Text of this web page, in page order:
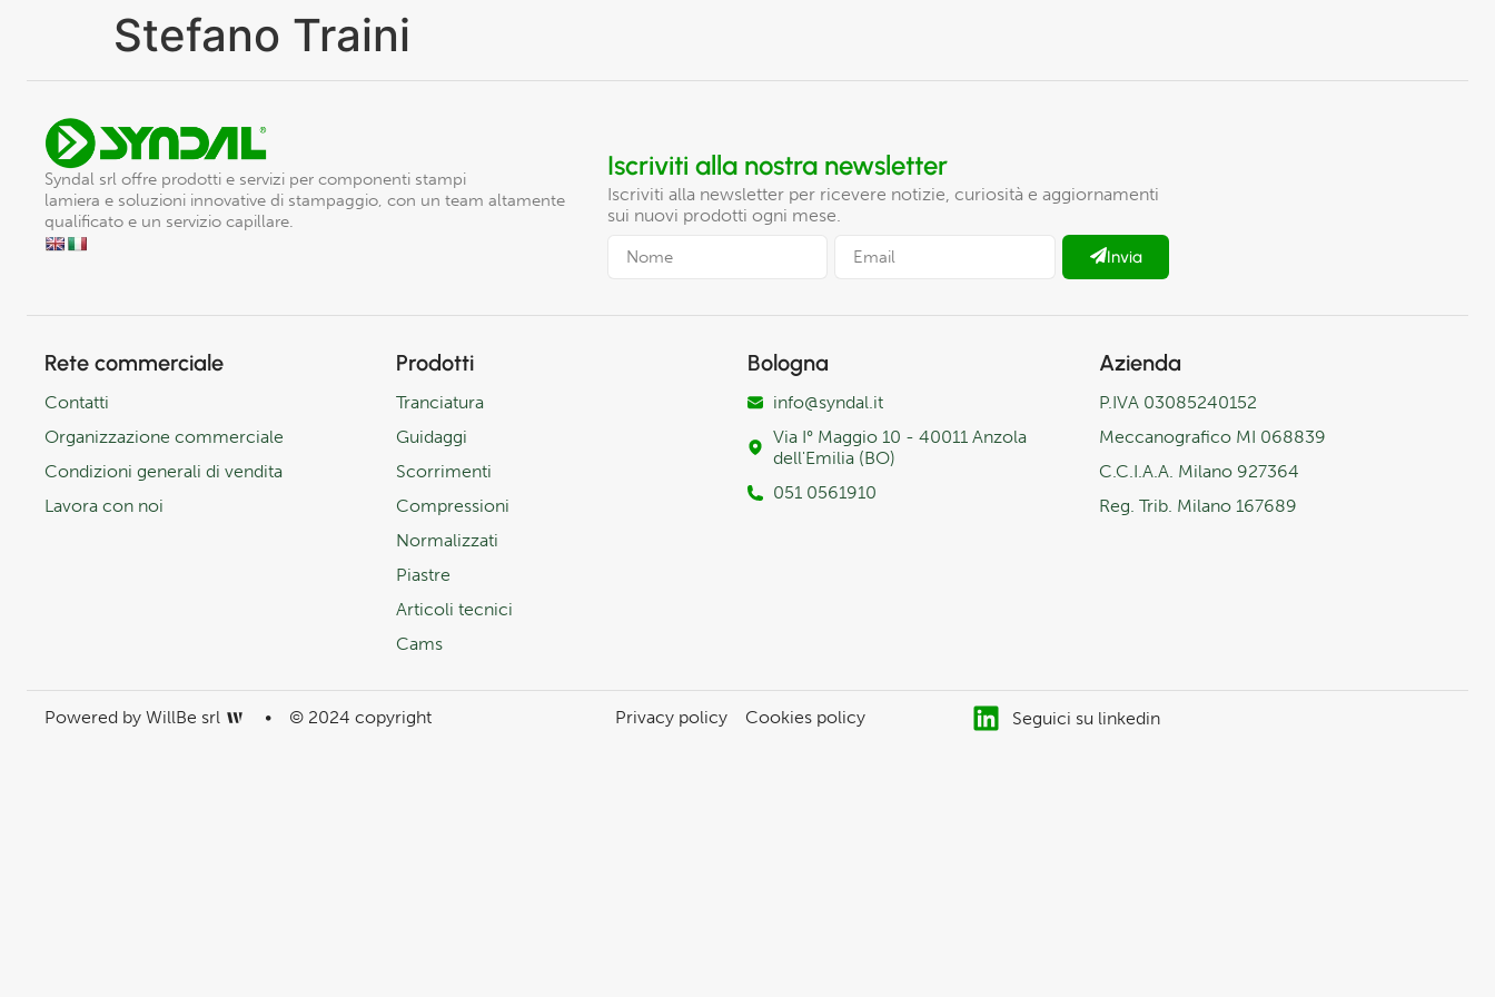
Stefano Traini
Syndal srl offre prodotti e servizi per componenti stampi
lamiera e soluzioni innovative di stampaggio, con un team altamente
qualificato e un servizio capillare.
Iscriviti alla nostra newsletter
Iscriviti alla newsletter per ricevere notizie, curiosità e aggiornamenti
sui nuovi prodotti ogni mese.
Invia
Rete commerciale
Contatti
Organizzazione commerciale
Condizioni generali di vendita
Lavora con noi
Prodotti
Tranciatura
Guidaggi
Scorrimenti
Compressioni
Normalizzati
Piastre
Articoli tecnici
Cams
Bologna
info@syndal.it
Via I° Maggio 10 - 40011 Anzola
dell'Emilia (BO)
051 0561910
Azienda
P.IVA 03085240152
Meccanografico MI 068839
C.C.I.A.A. Milano 927364
Reg. Trib. Milano 167689
Powered by WillBe srl • © 2024 copyright Privacy policy Cookies policy Seguici su linkedin